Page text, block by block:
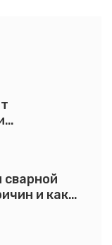
сварной
и как